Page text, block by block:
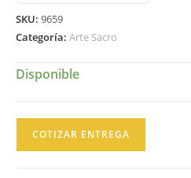
SKU: 9659
Categoría: Arte Sacro
Disponible
COTIZAR ENTREGA